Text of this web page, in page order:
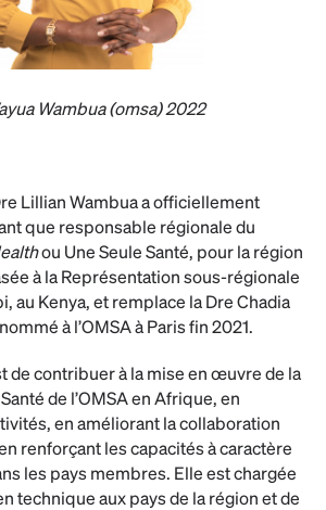
Wambua (omsa) 2022
Lillian Wambua a officiellement
que responsable régionale du
ou Une Seule Santé, pour la région
à la Représentation sous-régionale
au Kenya, et remplace la Dre Chadia
à l’OMSA à Paris fin 2021.
de contribuer à la mise en œuvre de la
de l’OMSA en Afrique, en
en améliorant la collaboration
renforçant les capacités à caractère
les pays membres. Elle est chargée
technique aux pays de la région et de